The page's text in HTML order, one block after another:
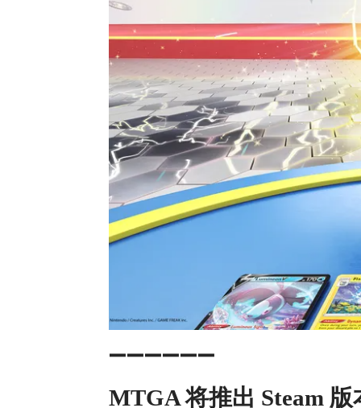
➖➖➖➖➖➖
MTGA 将推出 Steam 版